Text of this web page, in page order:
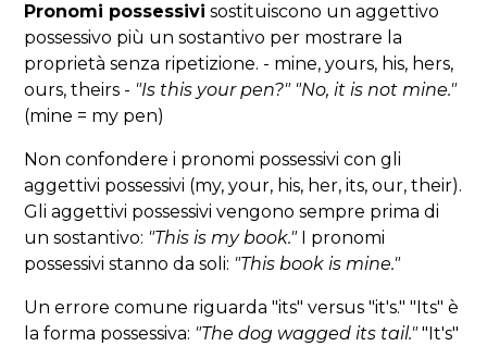
Pronomi possessivi sostituiscono un aggettivo
possessivo più un sostantivo per mostrare la
proprietà senza ripetizione. - mine, yours, his, hers,
ours, theirs - "Is this your pen?" "No, it is not mine."
(mine = my pen)
Non confondere i pronomi possessivi con gli
aggettivi possessivi (my, your, his, her, its, our, their).
Gli aggettivi possessivi vengono sempre prima di
un sostantivo: "This is my book."I pronomi
possessivi stanno da soli: "This book is mine."
Un errore comune riguarda "its" versus "it's." "Its" è
la forma possessiva: "The dog wagged its tail.""It's"